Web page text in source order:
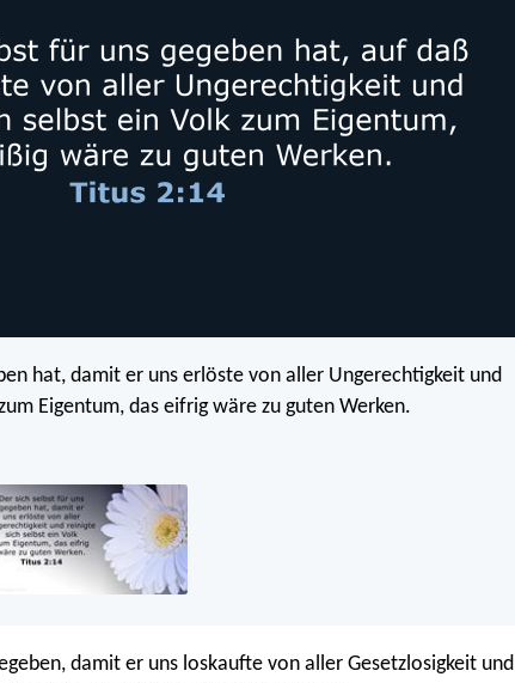
hat, damit er uns erlöste von aller Ungerechtigkeit und
Eigentum, das eifrig wäre zu guten Werken.
damit er uns loskaufte von aller Gesetzlosigkeit und